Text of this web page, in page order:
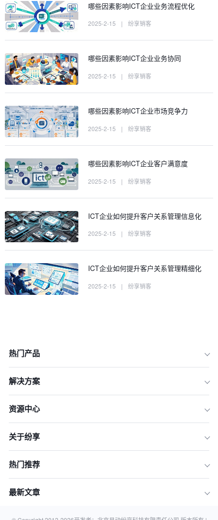
3.客户体验优化
哪些因素影响ICT企业业务流程优化
2025-2-15 | 纷享销客
哪些因素影响ICT企业业务协同
2025-2-15 | 纷享销客
哪些因素影响ICT企业市场竞争力
2025-2-15 | 纷享销客
哪些因素影响ICT企业客户满意度
2025-2-15 | 纷享销客
ICT企业如何提升客户关系管理信息化
2025-2-15 | 纷享销客
ICT企业如何提升客户关系管理精细化
2025-2-15 | 纷享销客
热门产品
解决方案
资源中心
关于纷享
热门推荐
最新文章